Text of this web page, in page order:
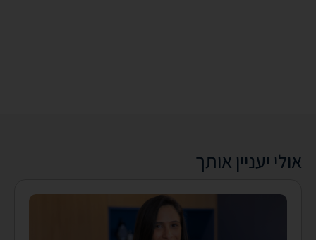
אולי יעניין אותך